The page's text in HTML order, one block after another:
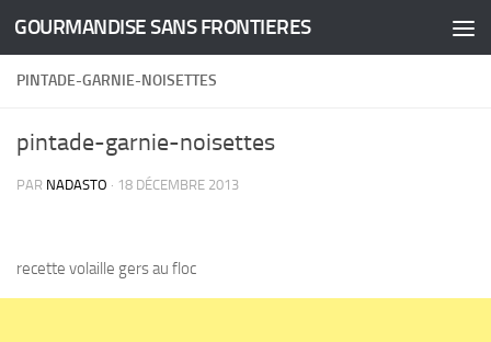
Skip to content
GOURMANDISE SANS FRONTIERES
PINTADE-GARNIE-NOISETTES
pintade-garnie-noisettes
PAR NADASTO · 18 DÉCEMBRE 2013
recette volaille gers au floc